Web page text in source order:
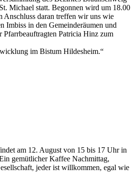
Michael statt. Begonnen wird um 18.00
Anschluss daran treffen wir uns wie
Imbiss in den Gemeinderäumen und
Pfarrbeauftragten Patricia Hinz zum
im Bistum Hildesheim.“
am 12. August von 15 bis 17 Uhr in
gemütlicher Kaffee Nachmittag,
jeder ist willkommen, egal wie